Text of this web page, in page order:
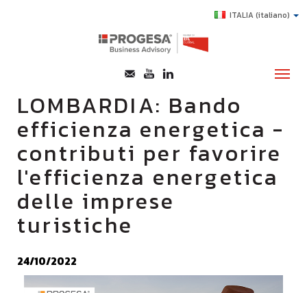
ITALIA(italiano)
CHI SIAMO
SERVIZI
TOPICS
HIGHLIGHTS
E-LEARNING
SUCCESS STORY
LOMBARDIA: Bando
efficienza energetica -
contributi per favorire
l'efficienza energetica
delle imprese
turistiche
24/10/2022